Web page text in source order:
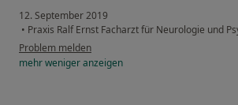
12. September 2019
• Praxis Ralf Ernst Facharzt für Neurologie und
Problem melden
mehrwenigeranzeigen